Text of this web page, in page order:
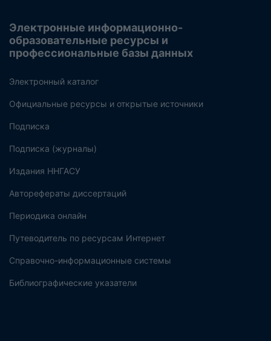
Электронные информационно-
образовательные ресурсы и
профессиональные базы данных
Электронный каталог
Официальные ресурсы и открытые источники
Подписка
Подписка (журналы)
Издания ННГАСУ
Авторефераты диссертаций
Периодика онлайн
Путеводитель по ресурсам Интернет
Справочно-информационные системы
Библиографические указатели